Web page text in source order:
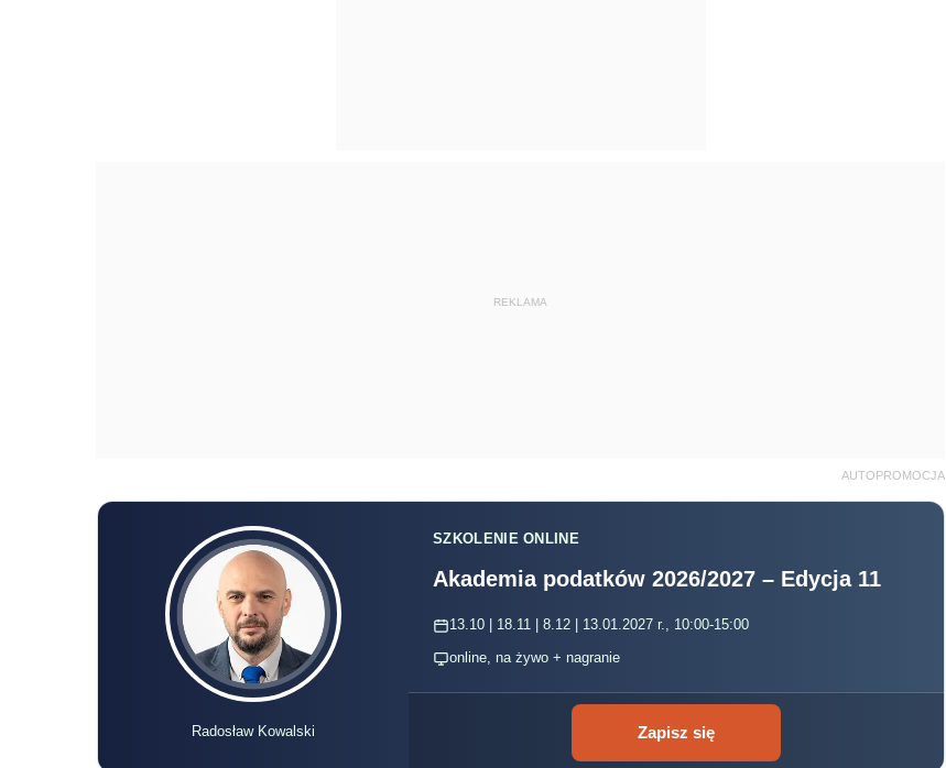
REKLAMA
AUTOPROMOCJA
Radosław Kowalski
SZKOLENIE ONLINE
Akademia podatków 2026/2027 – Edycja 11
13.10 | 18.11 | 8.12 | 13.01.2027 r., 10:00-15:00
online, na żywo + nagranie
Zapisz się